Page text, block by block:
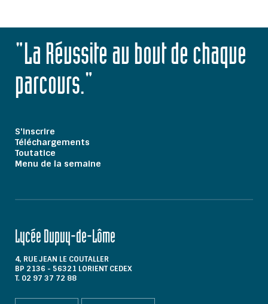
"La Réussite au bout de chaque
parcours."
S'inscrire
Téléchargements
Toutatice
Menu de la semaine
Lycée Dupuy-de-Lôme
4, RUE JEAN LE COUTALLER
BP 2136 - 56321 LORIENT CEDEX
T. 02 97 37 72 88